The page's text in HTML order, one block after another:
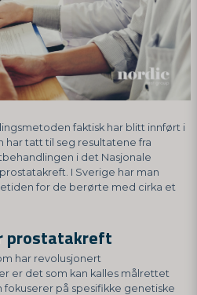
faktisk har blitt innført i
har tatt til seg resultatene fra
i det Nasjonale
I Sverige har man
for de berørte med cirka et
prostatakreft
har revolusjonert
er det som kan kalles målrettet
på spesifikke genetiske